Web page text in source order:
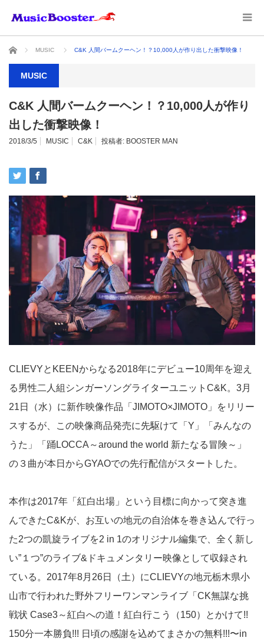
ホーム MUSIC C&K 人間バームクーヘン！？10,000人が作り出した衝撃映像！
MUSIC
C&K 人間バームクーヘン！？10,000人が作り
出した衝撃映像！
2018/3/5 MUSIC C&K 投稿者: BOOSTER MAN
CLIEVYとKEENからなる2018年にデビュー10周年を迎え
る男性二人組シンガーソングライターユニットC&K。3月
21日（水）に新作映像作品「JIMOTO×JIMOTO」をリリー
スするが、この映像商品発売に先駆けて「Y」「みんなの
うた」「踊LOCCA～around the world 新たなる冒険～」
の３曲が本日からGYAOでの先行配信がスタートした。
本作は2017年「紅白出場」という目標に向かって突き進
んできたC&Kが、お互いの地元の自治体を巻き込んで行っ
た2つの凱旋ライブを2 in 1のオリジナル編集で、全く新し
い”１つ”のライブ&ドキュメンタリー映像として収録され
ている。2017年8月26日（土）にCLIEVYの地元栃木県小
山市で行われた野外フリーワンマンライブ「CK無謀な挑
戦状 Case3～紅白への道！紅白行こう（150）とかけて!!
150分一本勝負!!! 日頃の感謝を込めてまさかの無料!!!〜in